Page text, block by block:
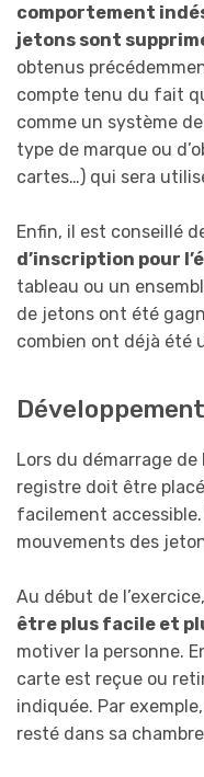
comportement
jetons sont
obtenus
compte tenu du fait
comme un système
type de marque ou
cartes…) qui sera
Enfin, il est conseillé
d’inscription pour
tableau ou un
de jetons ont été
combien ont déjà été
Développement
Lors du démarrage de
registre doit être
facilement
mouvements des
Au début de l’exercice,
être plus facile et
motiver la personne.
carte est reçue ou
indiquée. Par
resté dans sa